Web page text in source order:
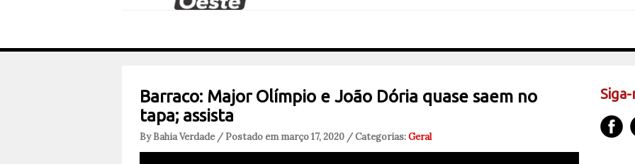
Barraco: Major Olímpio e João Dória quase saem no
tapa; assista
By Bahia Verdade / Postado em março 17, 2020 / Categorias:Geral